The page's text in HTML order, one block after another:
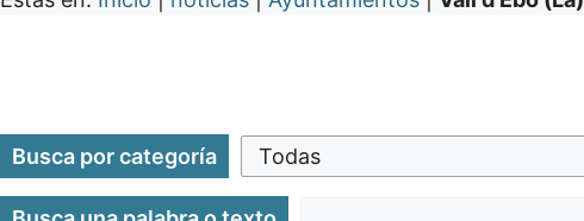
Busca por categoría